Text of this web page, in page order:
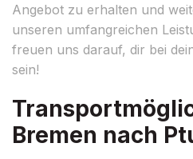
Angebot zu erhalten und
unseren umfangreichen
freuen uns darauf, dir bei
sein!
Bremen nach